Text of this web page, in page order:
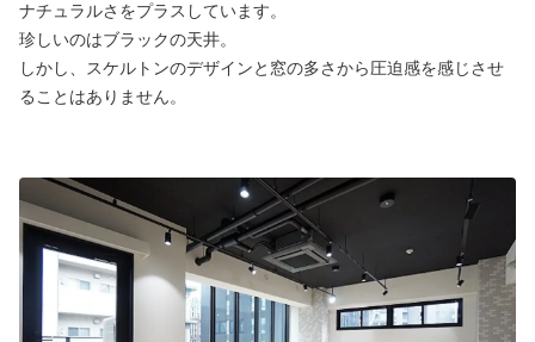
ナチュラルさをプラスしています。
珍しいのはブラックの天井。
しかし、スケルトンのデザインと窓の多さから圧迫感を感じさせ
ることはありません。